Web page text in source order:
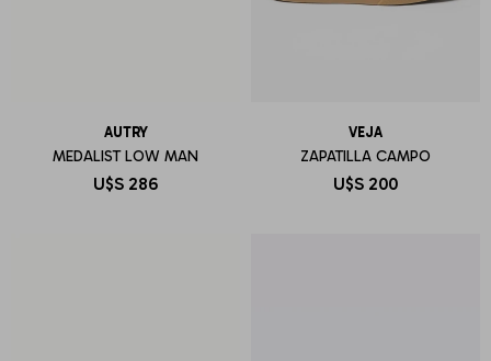
AUTRY
MEDALIST LOW MAN
U$S 286
VEJA
ZAPATILLA CAMPO
U$S 200